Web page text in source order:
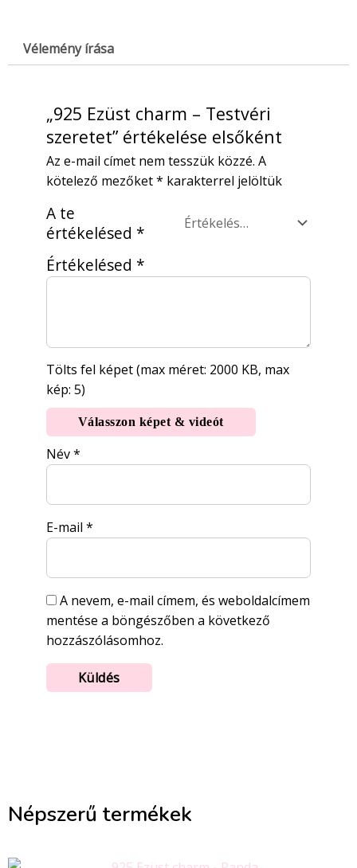
Vélemény írása
„925 Ezüst charm – Testvéri
szeretet” értékelése elsőként
Az e-mail címet nem tesszük közzé. A
kötelező mezőket* karakterrel jelöltük
A te
értékelésed *
Értékelésed *
Tölts fel képet (max méret: 2000 KB, max
kép: 5)
Válasszon képet & videót
Név*
E-mail *
A nevem, e-mail címem, és weboldalcímem
mentése a böngészőben a következő
hozzászólásomhoz.
Népszerű termékek